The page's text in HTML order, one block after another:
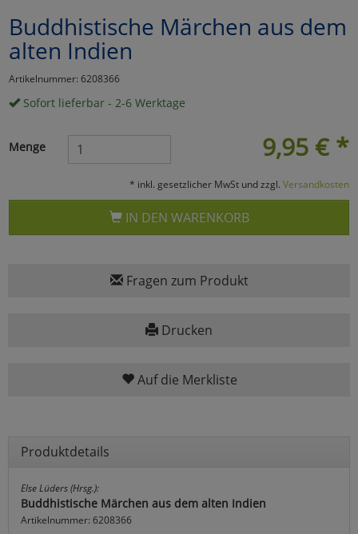
Buddhistische Märchen aus dem
alten Indien
Artikelnummer: 6208366
Sofort lieferbar - 2-6 Werktage
9,95 € *
Menge
* inkl. gesetzlicher MwSt und zzgl. Versandkosten
IN DEN WARENKORB
Fragen zum Produkt
Drucken
Auf die Merkliste
Produktdetails
Else Lüders (Hrsg.):
Buddhistische Märchen aus dem alten Indien
Artikelnummer: 6208366
Marketing
Umfragetools
Cookies
Alle Akzeptieren
Cookies
Einstellungen speichern
zurückzu Haupptseite